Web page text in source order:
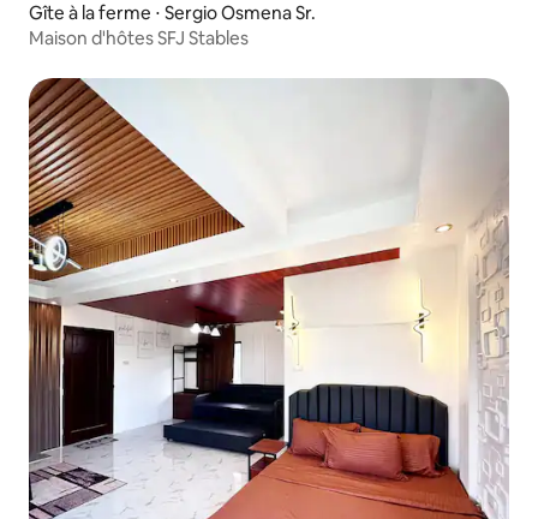
Gîte à la ferme ⋅ Sergio Osmena Sr.
Maison d'hôtes SFJ Stables